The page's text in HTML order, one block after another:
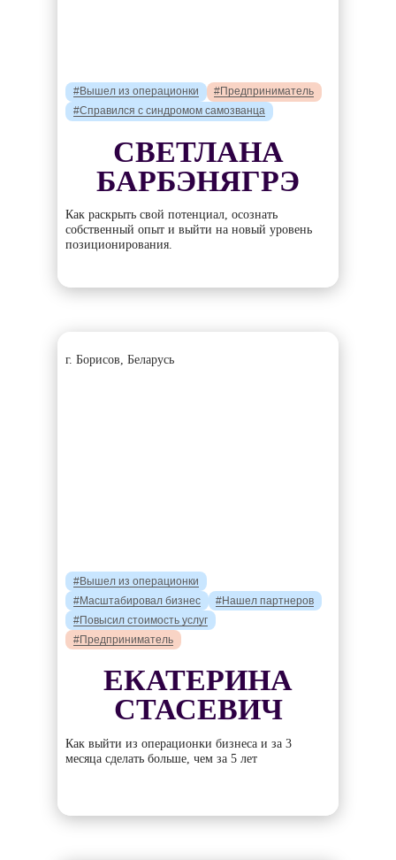
#Вышел из операционки
#Предприниматель
#Справился с синдромом самозванца
СВЕТЛАНА
БАРБЭНЯГРЭ
Как раскрыть свой потенциал, осознать
собственный опыт и выйти на новый уровень
позиционирования.
г. Борисов, Беларусь
#Вышел из операционки
#Масштабировал бизнес
#Нашел партнеров
#Повысил стоимость услуг
#Предприниматель
ЕКАТЕРИНА
СТАСЕВИЧ
Как выйти из операционки бизнеса и за 3
месяца сделать больше, чем за 5 лет